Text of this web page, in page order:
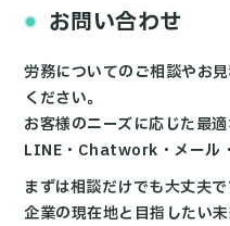
お問い合わせ
労務についてのご相談やお
ください。
お客様のニーズに応じた最
LINE・Chatwork・メール
まずは相談だけでも大丈夫で
企業の現在地と目指したい